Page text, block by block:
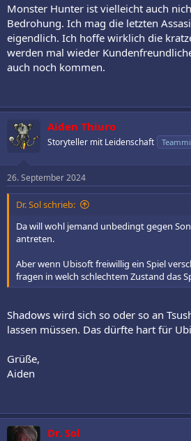
Monster Hunter ist vielleicht auch
Bedrohung. Ich mag die letzten
eigendlich. Ich hoffe wirklich die
werden mal wieder
auch noch kommen.
Aiden Thiuro
Storyteller mit Leidenschaft
26. September 2024
Dr. Sol schrieb:
Da will wohl jemand unbedingt gegen
antreten.
Aber wenn Ubisoft freiwillig ein Spiel
fragen in welch schlechtem Zustand das
Shadows wird sich so oder so an
lassen müssen. Das dürfte hart für
Grüße,
Aiden
Dr. Sol